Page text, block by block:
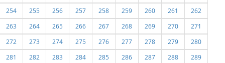
254
255 256 257 258 259 260 261
262
263
264 265 266 267 268 269 270
271
272
273 274 275 276 277 278 279
280
281
282 283 284 285 286 287 288
289